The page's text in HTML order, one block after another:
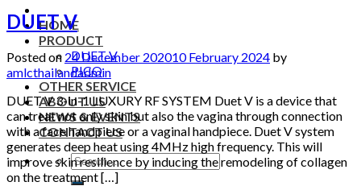
HOME
PRODUCT
DUET V
PICO
OTHER SERVICE
ABOUT US
NEWS & EVENTS
CONTACT US
DUET V
Posted on 24 December 202010 February 2024 by
amlcthailandadmin
DUET V 3-in-1 LUXURY RF SYSTEM Duet V is a device that
can treat not only skin but also the vagina through connection
with a face handpiece or a vaginal handpiece. Duet V system
generates deep heat using 4MHz high frequency. This will
improve skin resilience by inducing the remodeling of collagen
on the treatment […]